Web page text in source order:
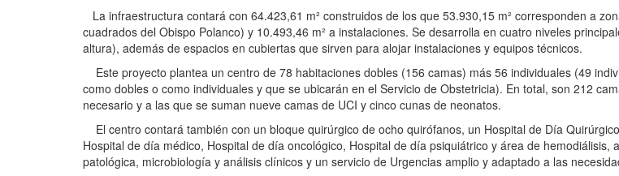
La infraestructura contará con 64.423,61 m² construidos de los que 53.930,15 m² corresponden a
cuadrados del Obispo Polanco) y 10.493,46 m² a instalaciones. Se desarrolla en cuatro niveles
altura), además de espacios en cubiertas que sirven para alojar instalaciones y equipos técnicos.
Este proyecto plantea un centro de 78 habitaciones dobles (156 camas) más 56 individuales (49
como dobles o como individuales y que se ubicarán en el Servicio de Obstetricia). En total, son 212
necesario y a las que se suman nueve camas de UCI y cinco cunas de neonatos.
El centro contará también con un bloque quirúrgico de ocho quirófanos, un Hospital de Día
Hospital de día médico, Hospital de día oncológico, Hospital de día psiquiátrico y área de hemodiálisis,
patológica, microbiología y análisis clínicos y un servicio de Urgencias amplio y adaptado a las